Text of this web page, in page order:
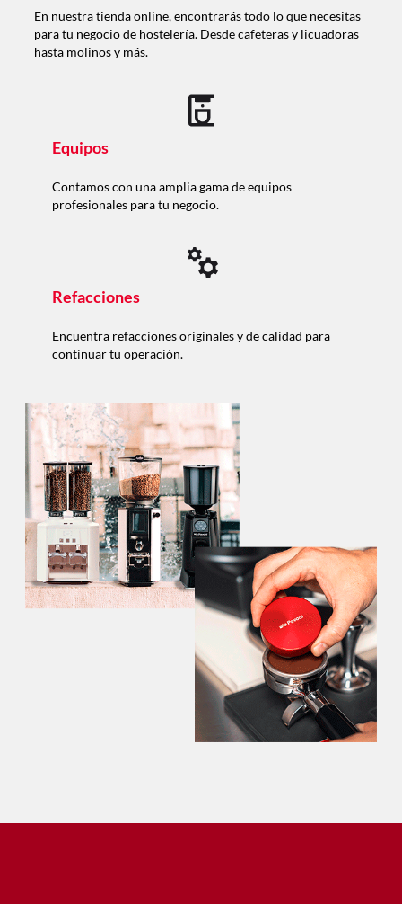
En nuestra tienda online, encontrarás todo lo que necesitas
para tu negocio de hostelería. Desde cafeteras y licuadoras
hasta molinos y más.
Equipos
Contamos con una amplia gama de equipos
profesionales para tu negocio.
Refacciones
Encuentra refacciones originales y de calidad para
continuar tu operación.